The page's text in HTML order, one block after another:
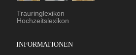
Trauringlexikon
Hochzeitslexikon
INFORMATIONEN